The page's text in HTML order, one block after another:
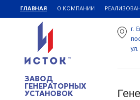
ГЛАВНАЯ О КОМПАНИИ
ЗАВОД
ГЕНЕРАТОРНЫХ
УСТАНОВОК
г.